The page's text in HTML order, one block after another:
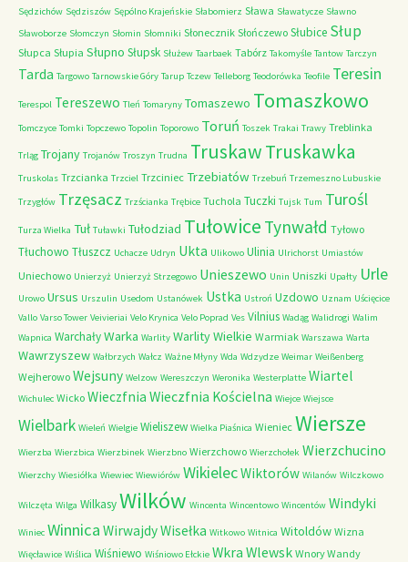
Sędzichów Sędziszów Sępólno Krajeńskie Słabomierz Sława Sławatycze Sławno
Sławoborze Słomczyn Słomin Słomniki Słonecznik Słończewo Słubice Słup
Słupca Słupia Słupno Słupsk Służew Taarbaek Tabórz Takomyśle Tantow Tarczyn
Tarda Targowo Tarnowskie Góry Tarup Tczew Telleborg Teodorówka Teofile Teresin
Terespol Tereszewo Tleń Tomaryny Tomaszewo Tomaszkowo
Tomczyce Tomki Topczewo Topolin Toporowo Toruń Toszek Trakai Trawy Treblinka
Trląg Trojany Trojanów Troszyn Trudna TruskawTruskawka
Truskolas Trzcianka Trzciel Trzciniec Trzebiatów Trzebuń Trzemeszno Lubuskie
Trzygłów Trzęsacz Trzścianka Trębice Tuchola Tuczki Tujsk Tum Turośl
Turza Wielka Tuł Tuławki Tułodziad Tułowice Tynwałd Tyłowo
Tłuchowo Tłuszcz Uchacze Udryn Ukta Ulikowo Ulinia Ulrichorst Umiastów
Uniechowo Unierzyż Unierzyż Strzegowo Unieszewo Unin Uniszki Upałty Urle
Urowo Ursus Urszulin Usedom Ustanówek Ustka Ustroń Uzdowo Uznam Uścięcice
Vallo Varso Tower Veivieriai Velo Krynica Velo Poprad Ves Vilnius Wadąg Walidrogi Walim
Wapnica WarchałyWarka Warlity Warlity Wielkie Warmiak Warszawa Warta
Wawrzyszew Wałbrzych Wałcz Ważne Młyny Wda Wdzydze Weimar Weißenberg
Wejherowo Wejsuny Welzow Wereszczyn Weronika Westerplatte Wiartel
Wichulec Wicko Wieczfnia Wieczfnia Kościelna Wiejce Wiejsce
Wielbark Wieleń Wielgie Wieliszew Wielka Piaśnica Wieniec Wiersze
Wierzba Wierzbica Wierzbinek Wierzbno Wierzchowo Wierzchołek Wierzchucino
Wierzchy Wiesiółka Wiewiec Wiewiórów WikielecWiktorów Wilanów Wilczkowo
Wilczęta Wilga WilkasyWilków Wincenta Wincentowo Wincentów Windyki
Winiec Winnica WirwajdyWisełka Witkowo Witnica Witoldów Wizna
Więcławice Wiślica Wiśniewo Wiśniowo Ełckie Wkra Wlewsk Wnory Wandy